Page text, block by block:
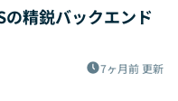
精鋭バックエンド
7ヶ月前 更新